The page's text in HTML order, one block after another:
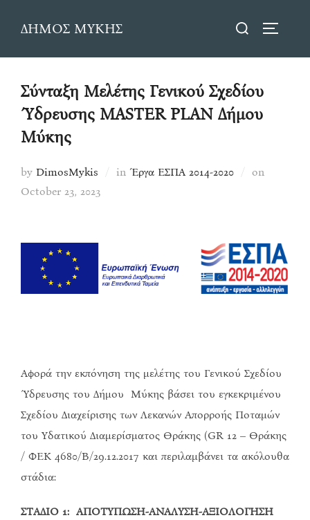
ΔΗΜΟΣ ΜΥΚΗΣ
Search
Σύνταξη Μελέτης Γενικού Σχεδίου
Ύδρευσης MASTER PLAN Δήμου
Μύκης
by DimosMykis in Έργα ΕΣΠΑ 2014-2020 on
October 23, 2023
Αφορά την εκπόνηση της μελέτης του Γενικού Σχεδίου
Ύδρευσης του Δήμου Μύκης βάσει του εγκεκριμένου
Σχεδίου Διαχείρισης των Λεκανών Απορροής Ποταμών
του Υδατικού Διαμερίσματος Θράκης (GR 12 – Θράκης
/ ΦΕΚ 4680/Β/29.12.2017 και περιλαμβάνει τα ακόλουθα
στάδια:
ΣΤΑΔΙΟ 1: ΑΠΟΤΥΠΩΣΗ-ΑΝΑΛΥΣΗ-ΑΞΙΟΛΟΓΗΣΗ